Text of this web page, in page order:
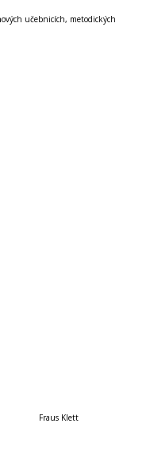
učebnicích, metodických
Fraus Klett